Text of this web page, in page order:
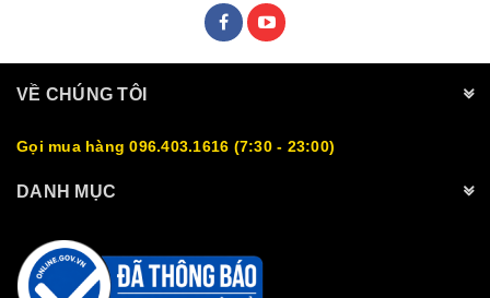
VỀ CHÚNG TÔI
Gọi mua hàng 096.403.1616 (7:30 - 23:00)
DANH MỤC